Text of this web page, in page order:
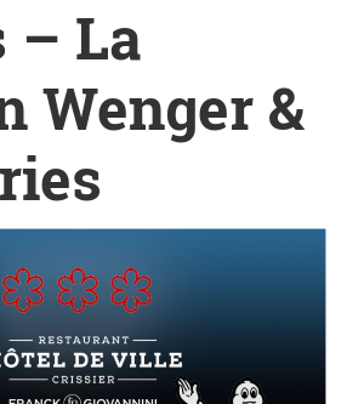
– La
Wenger &